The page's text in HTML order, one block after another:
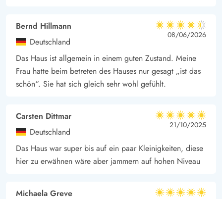
erledigen, denn in nur 850 Metern Entfernung findet ihr
Geschäfte für den täglichen Bedarf.
Jegum Ferieland ist ein ideales Urlaubsziel für Familien. Die
Region bietet eine Vielzahl an kinderfreundlichen Aktivitäten
und Einrichtungen. Es gibt gut ausgestattete Spielplätze,
Minigolfanlagen und Sportplätze, auf denen ihr Fußball oder
ist der nahegelegene Blåvand Zoo, in dem exotische Tiere und
aufregende Attraktionen warten. Für größere Ausflüge bietet
sich ein Besuch im Legoland Billund oder im Givskud Zoo an,
die beide etwa 1 Stunde entfernt liegen.
Bernd Hillmann
Deutschland
4.5 von 5
4.5 von 5
4.5 out of 5
08/06/2026
Das Haus ist allgemein in einem guten Zustand. Meine
Frau hatte beim betreten des Hauses nur gesagt „ist das
schön“. Sie hat sich gleich sehr wohl gefühlt.
Carsten Dittmar
Deutschland
5 von 5
5 von 5
5 out of 5
21/10/2025
Das Haus war super bis auf ein paar Kleinigkeiten, diese
hier zu erwähnen wäre aber jammern auf hohen Niveau
Michaela Greve